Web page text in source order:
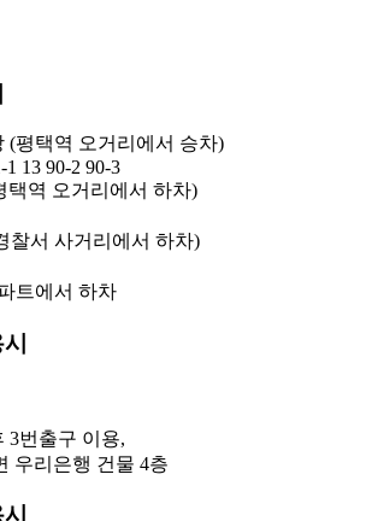
(평택역 오거리에서 승차)
1 13 90-2 90-3
택역 오거리에서 하차)
찰서 사거리에서 하차)
트에서 하차
3번출구 이용,
우리은행 건물 4층